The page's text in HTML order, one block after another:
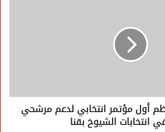
أول مؤتمر انتخابي لدعم مرشحي
انتخابات الشيوخ بقنا